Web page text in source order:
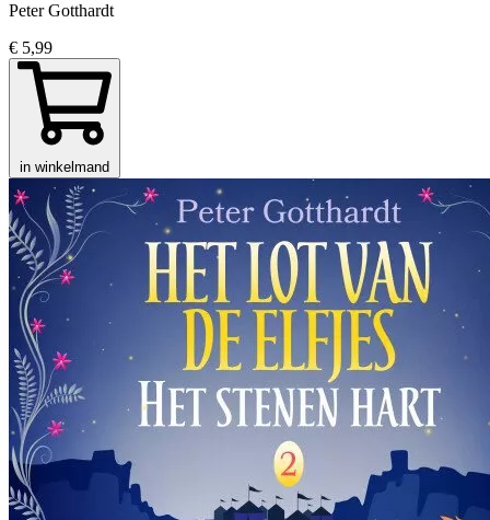
Peter Gotthardt
€ 5,99
in winkelmand